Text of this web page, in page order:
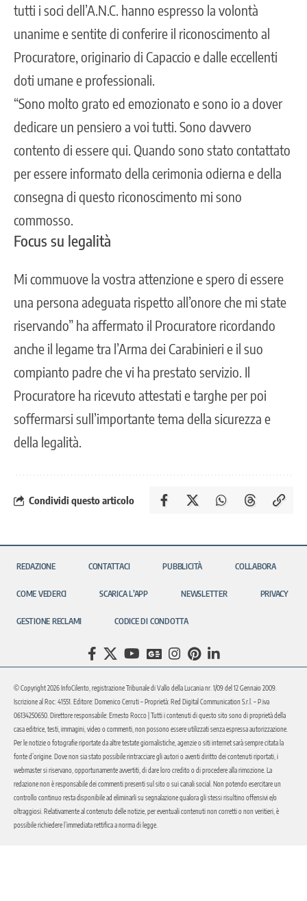
tutti i soci dell’A.N.C. hanno espresso la volontà
unanime e sentite di conferire il riconoscimento al
Procuratore, originario di Capaccio e dalle eccellenti
doti umane e professionali.
“Sono molto grato ed emozionato e sono io a dover
dedicare un pensiero a voi tutti. Sono davvero
contento di essere qui. Quando sono stato contattato
per essere informato della cerimonia odierna e della
consegna di questo riconoscimento mi sono
commosso.
Focus su legalità
Mi commuove la vostra attenzione e spero di essere
una persona adeguata rispetto all’onore che mi state
riservando” ha affermato il Procuratore ricordando
anche il legame tra l’Arma dei Carabinieri e il suo
compianto padre che vi ha prestato servizio. Il
Procuratore ha ricevuto attestati e targhe per poi
soffermarsi sull’importante tema della sicurezza e
della legalità.
Condividi questo articolo
REDAZIONE CONTATTACI PUBBLICITÀ COLLABORA
COME VEDERCI SCARICA L’APP NEWSLETTER PRIVACY
GESTIONE RECLAMI CODICE DI CONDOTTA
© Copyright 2026 InfoCilento, registrazione Tribunale di Vallo della Lucania nr. 1/09 del 12 Gennaio 2009.
Iscrizione al Roc: 41551. Editore: Domenico Cerruti – Proprietà: Red Digital Communication S.r.l. – P.iva
06134250650. Direttore responsabile: Ernesto Rocco | Tutti i contenuti di questo sito sono di proprietà della
casa editrice, testi, immagini, video o commenti, non possono essere utilizzati senza espressa autorizzazione.
Per le notizie o fotografie riportate da altre testate giornalistiche, agenzie o siti internet sarà sempre citata la
fonte d’origine. Dove non sia stato possibile rintracciare gli autori o aventi diritto dei contenuti riportati, i
webmaster si riservano, opportunamente avvertiti, di dare loro credito o di procedere alla rimozione. La
redazione non è responsabile dei commenti presenti sul sito o sui canali social. Non potendo esercitare un
controllo continuo resta disponibile ad eliminarli su segnalazione qualora gli stessi risultino offensivi e/o
oltraggiosi. Relativamente al contenuto delle notizie, per eventuali contenuti non corretti o non veritieri, è
possibile richiedere l’immediata rettifica a norma di legge.